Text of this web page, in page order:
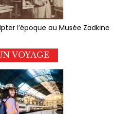
l’époque au Musée Zadkine
VOYAGE